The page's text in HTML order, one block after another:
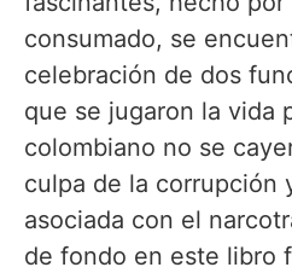
consumado, se
celebración de dos
que se jugaron la vida
colombiano no se
culpa de la corrupción
asociada con el
de fondo en este libro